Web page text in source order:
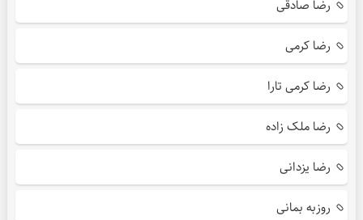
رضا صادقی
رضا کرمی
رضا کرمی تارا
رضا ملک زاده
رضا یزدانی
روزبه بمانی